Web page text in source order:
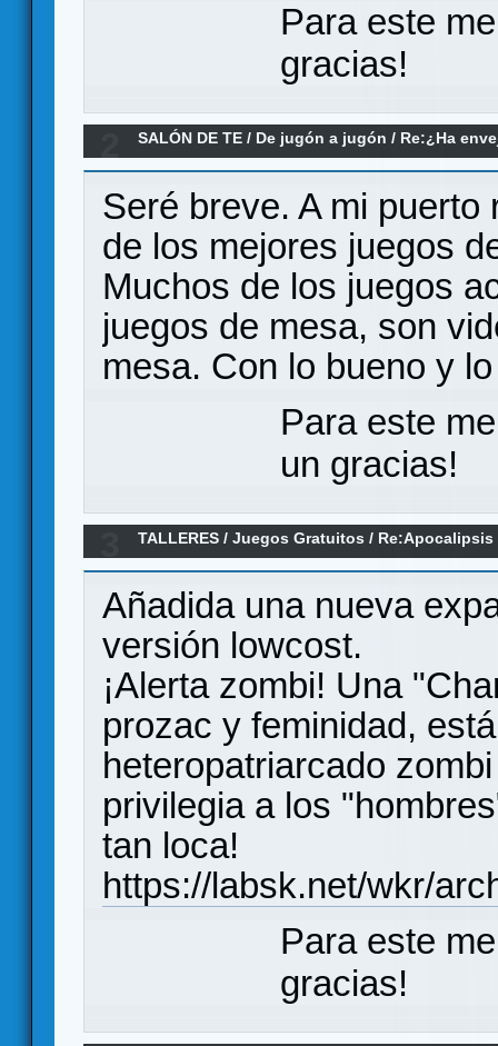
Para este
gracias!
SALÓN DE TE / De jugón a jugón / Re:¿Ha
juegos modernos no le llegan a la altura?
Seré breve. A mi
de los mejores juegos
Muchos de los juegos
juegos de mesa, son
mesa. Con lo bueno y
Para este
un gracias!
TALLERES /Juegos Gratuitos/
Añadida una nueva
versión lowcost.
¡Alerta zombi! Una
prozac y feminidad,
heteropatriarcado
privilegia a los
tan loca!
https://labsk.net/wkr/
Para este
gracias!